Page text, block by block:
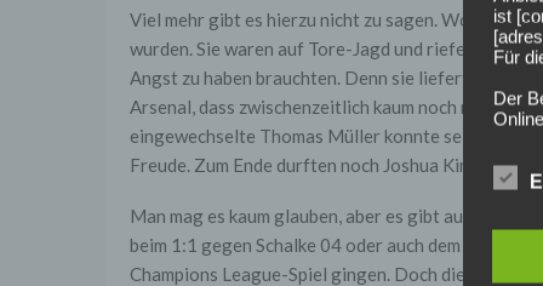
Viel mehr gibt es hierzu nicht zu sagen. Wobei
wurden. Sie waren auf Tore-Jagd und riefen alles
Angst zu haben brauchten. Denn sie lieferten das,
Arsenal, dass zwischenzeitlich kaum noch
eingewechselte Thomas Müller konnte seinen
Freude. Zum Ende durften noch Joshua Kimmich
Man mag es kaum glauben, aber es gibt auch
beim 1:1 gegen Schalke 04 oder auch dem späten
Champions League-Spiel gingen. Doch die Tür
ist
Für
Der
2.